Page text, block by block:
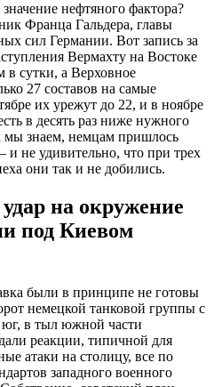
нефтяного фактора?
Франца Гальдера, главы
сил Германии. Вот запись за
Вермахту на Востоке
в сутки, а Верховное
27 составов на самые
их урежут до 22, и в ноябре
в десять раз ниже нужного
мы знаем, немцам пришлось
и не удивительно, что при трех
они так и не добились.
на окружение
под Киевом
были в принципе не готовы
немецкой танковой группы с
юг, в тыл южной части
реакции, типичной для
атаки на столицу, все по
западного военного